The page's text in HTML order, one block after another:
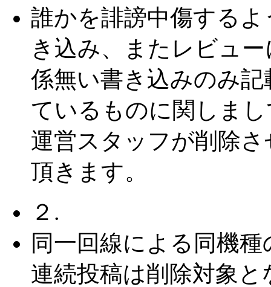
誰かを誹謗中傷するよ
き込み、またレビュー
係無い書き込みのみ記
ているものに関しま
運営スタッフが削除さ
頂きます。
２.
同一回線による同機種
連続投稿は削除対象と